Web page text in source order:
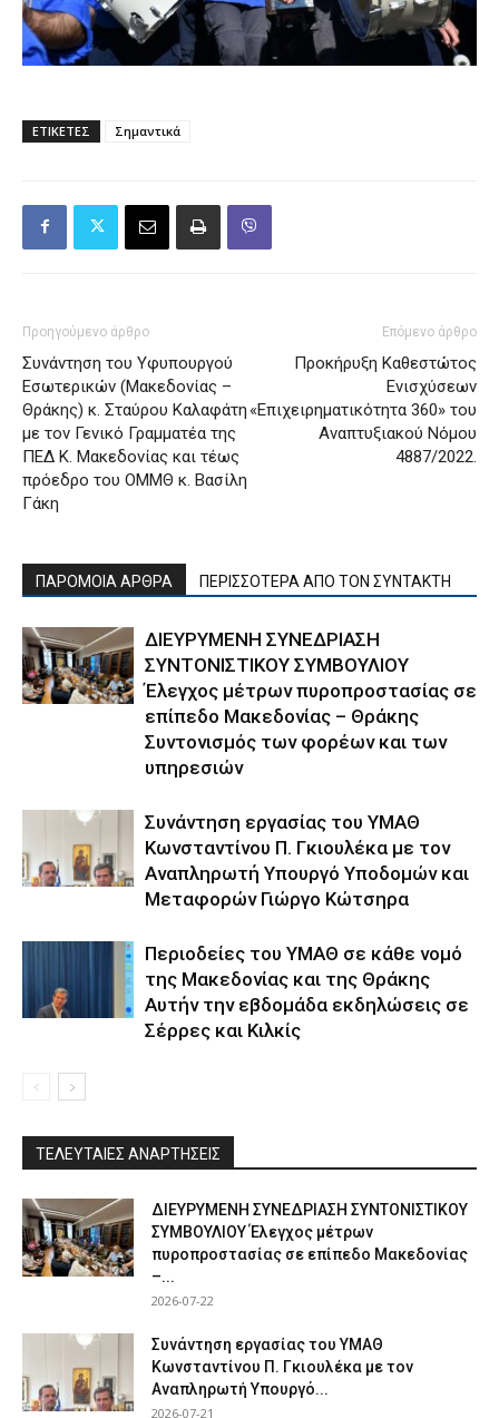
ΕΤΙΚΕΤΕΣ Σημαντικά
Προηγούμενο άρθρο
Συνάντηση του Υφυπουργού
Εσωτερικών (Μακεδονίας –
Θράκης) κ. Σταύρου Καλαφάτη
με τον Γενικό Γραμματέα της
ΠΕΔ Κ. Μακεδονίας και τέως
πρόεδρο του ΟΜΜΘ κ. Βασίλη
Γάκη
Επόμενο άρθρο
Προκήρυξη Καθεστώτος
Ενισχύσεων
«Επιχειρηματικότητα 360» του
Αναπτυξιακού Νόμου
4887/2022.
ΠΑΡΟΜΟΙΑ ΑΡΘΡΑ ΠΕΡΙΣΣΟΤΕΡΑ ΑΠΟ ΤΟΝ ΣΥΝΤΑΚΤΗ
ΔΙΕΥΡΥΜΕΝΗ ΣΥΝΕΔΡΙΑΣΗ
ΣΥΝΤΟΝΙΣΤΙΚΟΥ ΣΥΜΒΟΥΛΙΟΥ
Έλεγχος μέτρων πυροπροστασίας σε
επίπεδο Μακεδονίας – Θράκης
Συντονισμός των φορέων και των
υπηρεσιών
Συνάντηση εργασίας του ΥΜΑΘ
Κωνσταντίνου Π. Γκιουλέκα με τον
Αναπληρωτή Υπουργό Υποδομών και
Μεταφορών Γιώργο Κώτσηρα
Περιοδείες του ΥΜΑΘ σε κάθε νομό
της Μακεδονίας και της Θράκης
Αυτήν την εβδομάδα εκδηλώσεις σε
Σέρρες και Κιλκίς
ΤΕΛΕΥΤΑΙΕΣ ΑΝΑΡΤΗΣΕΙΣ
ΔΙΕΥΡΥΜΕΝΗ ΣΥΝΕΔΡΙΑΣΗ ΣΥΝΤΟΝΙΣΤΙΚΟΥ
ΣΥΜΒΟΥΛΙΟΥ Έλεγχος μέτρων
πυροπροστασίας σε επίπεδο Μακεδονίας
–...
2026-07-22
Συνάντηση εργασίας του ΥΜΑΘ
Κωνσταντίνου Π. Γκιουλέκα με τον
Αναπληρωτή Υπουργό...
2026-07-21